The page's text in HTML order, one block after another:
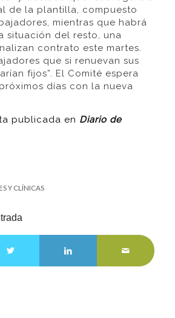
de la plantilla, compuesto
mientras que habrá
situación del resto, una
contrato este martes.
que si renuevan sus
fijos”. El Comité espera
días con la nueva
publicada en Diario de
Y CLÍNICAS